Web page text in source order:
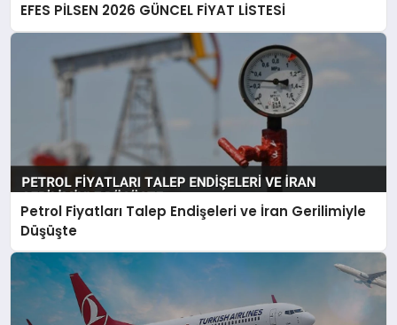
EFES PİLSEN 2026 GÜNCEL FİYAT LİSTESİ
Petrol Fiyatları Talep Endişeleri ve İran Gerilimiyle
Düşüşte